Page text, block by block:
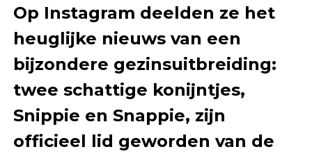
Op Instagram deelden ze het
heuglijke nieuws van een
bijzondere gezinsuitbreiding:
twee schattige konijntjes,
Snippie en Snappie, zijn
officieel lid geworden van de